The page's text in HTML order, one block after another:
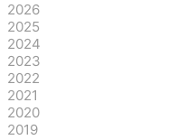
2026
2025
2024
2023
2022
2021
2020
2019